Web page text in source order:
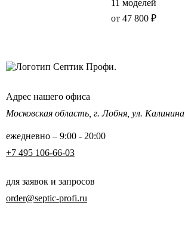
11 моделей
от 47 800 ₽
Адрес нашего офиса
Московская область, г. Лобня, ул. Калинина,
ежедневно – 9:00 - 20:00
+7 495 106-66-03
для заявок и запросов
order@septic-profi.ru